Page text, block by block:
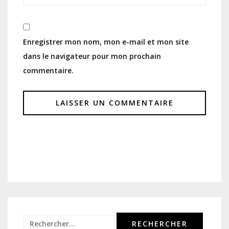
Enregistrer mon nom, mon e-mail et mon site
dans le navigateur pour mon prochain
commentaire.
Rechercher :